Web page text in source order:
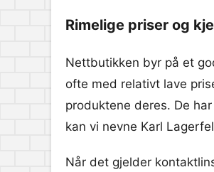
Rimelige priser og
Nettbutikken byr på et
ofte med relativt lave
produktene deres. De
kan vi nevne Karl
Når det gjelder